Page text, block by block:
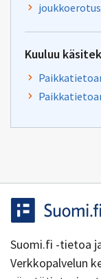
joukkoerotus
Kuuluu
Suomi.fi -tietoa
Verkkopalvelun